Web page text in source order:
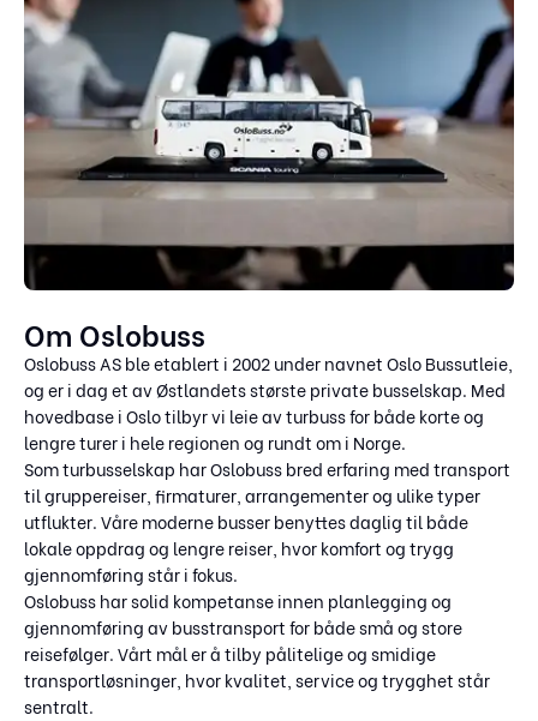
Om Oslobuss
Oslobuss AS ble etablert i 2002 under navnet Oslo Bussutleie,
og er i dag et av Østlandets største private busselskap. Med
hovedbase i Oslo tilbyr vi leie av turbuss for både korte og
lengre turer i hele regionen og rundt om i Norge.
Som turbusselskap har Oslobuss bred erfaring med transport
til gruppereiser, firmaturer, arrangementer og ulike typer
utflukter. Våre moderne busser benyttes daglig til både
lokale oppdrag og lengre reiser, hvor komfort og trygg
gjennomføring står i fokus.
Oslobuss har solid kompetanse innen planlegging og
gjennomføring av busstransport for både små og store
reisefølger. Vårt mål er å tilby pålitelige og smidige
transportløsninger, hvor kvalitet, service og trygghet står
sentralt.